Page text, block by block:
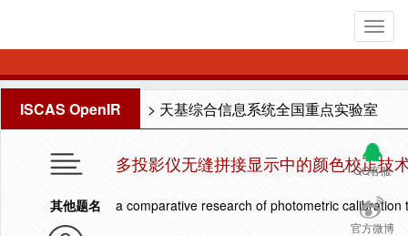
ISCAS OpenIR > 天基综合信息系统全国重点实验室
QQ客服
官方微博
多投影仪无缝拼接显示中的颜色校正技
其他题名 a comparative research of photometric